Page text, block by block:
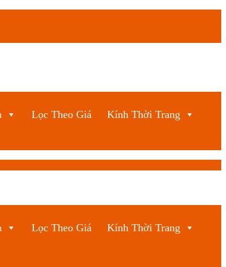
Lọc Theo Giá
Kính Thời Trang
Lọc Theo Giá
Kính Thời Trang